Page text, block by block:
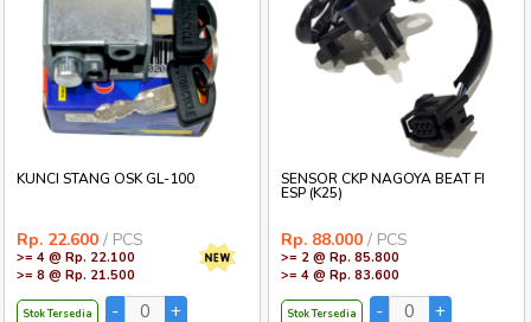
KUNCI STANG OSK GL-100
Rp. 22.600 / PCS
>= 4 @ Rp. 22.100
>= 8 @ Rp. 21.500
Stok Tersedia
SENSOR CKP NAGOYA BEAT FI
ESP (K25)
Rp. 88.000 / PCS
>= 2 @ Rp. 85.800
>= 4 @ Rp. 83.600
Stok Tersedia